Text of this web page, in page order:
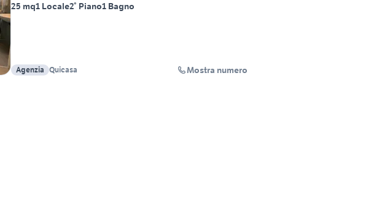
25 mq1 Locale2° Piano1 Bagno
Agenzia Quicasa Mostra numero